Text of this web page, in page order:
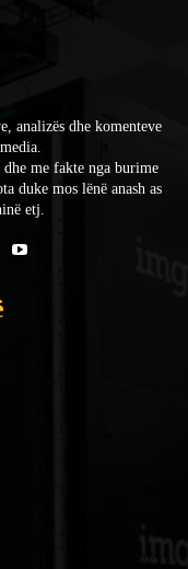
analizës dhe komenteve
me fakte nga burime
duke mos lënë anash as
etj.